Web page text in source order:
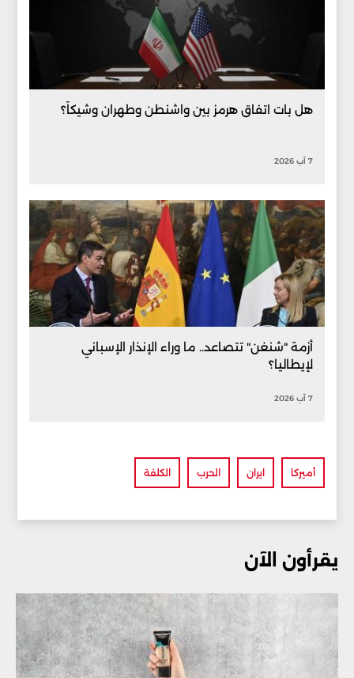
هل بات اتفاق هرمز بين واشنطن وطهران وشيكاً؟
7 آب 2026
أزمة "شنغن" تتصاعد.. ما وراء الإنذار الإسباني
لإيطاليا؟
7 آب 2026
أميركا ايران الحرب الكلفة
يقرأون الآن